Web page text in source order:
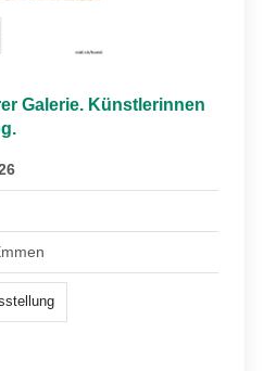
Galerie. Künstlerinnen